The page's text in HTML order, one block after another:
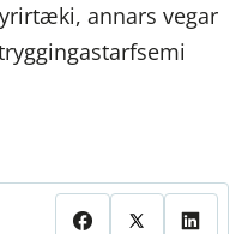
annars vegar